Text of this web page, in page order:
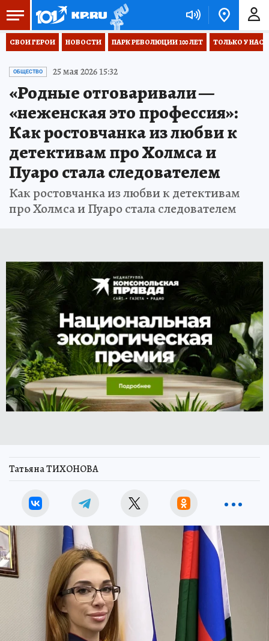
СВОИ ГЕРОИ НОВОСТИ ПАРК РЕВОЛЮЦИИ 100 ЛЕТ ТОЛЬКО У НАС
ОБЩЕСТВО 25 мая 2026 15:32
«Родные отговаривали —
«неженская это профессия»:
Как ростовчанка из любви к
детективам про Холмса и
Пуаро стала следователем
Как ростовчанка из любви к детективам
про Холмса и Пуаро стала следователем
Татьяна ТИХОНОВА